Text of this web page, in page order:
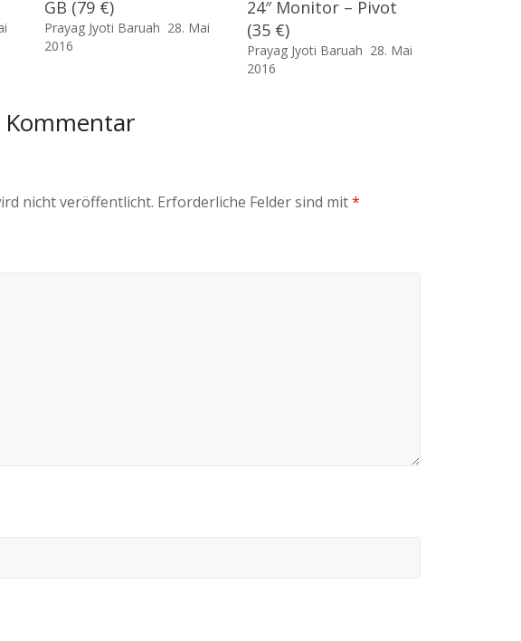
GB (79 €)
Prayag Jyoti Baruah 28. Mai
2016
24″ Monitor – Pivot
(35 €)
Prayag Jyoti Baruah 28. Mai
2016
Kommentar
nicht veröffentlicht. Erforderliche Felder sind mit*